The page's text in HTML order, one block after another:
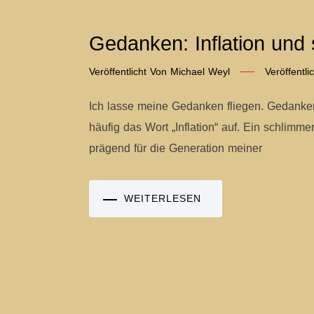
Gedanken: Inflation
Veröffentlicht Von Michael Weyl
Ich lasse meine Gedanken fliegen.
häufig das Wort „Inflation“ auf. Ein
prägend für die Generation meiner
WEITERLESEN